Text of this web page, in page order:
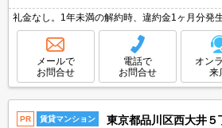
礼金なし。1年未満の解約時、違約金1ヶ月分発
ックスあり。浴室換気乾燥式。システムキッチ
費実費。
メールで
お問合せ
電話で
お問合せ
オン
来
PR 賃貸マンション 東京都品川区西大井５丁